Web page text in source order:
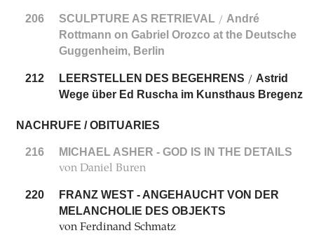
206 SCULPTURE AS RETRIEVAL/ André
Rottmann on Gabriel Orozco at the Deutsche
Guggenheim, Berlin
212 LEERSTELLEN DES BEGEHRENS / Astrid
Wege über Ed Ruscha im Kunsthaus Bregenz
NACHRUFE / OBITUARIES
216 MICHAEL ASHER - GOD IS IN THE DETAILS
von Daniel Buren
220
FRANZ WEST - ANGEHAUCHT VON DER
MELANCHOLIE DES OBJEKTS
von Ferdinand Schmatz